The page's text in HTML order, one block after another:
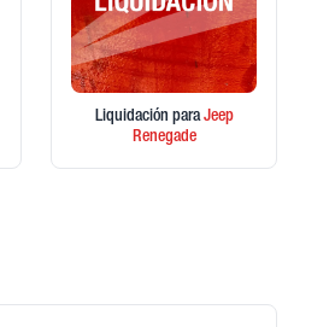
Liquidación paraJeep
Renegade